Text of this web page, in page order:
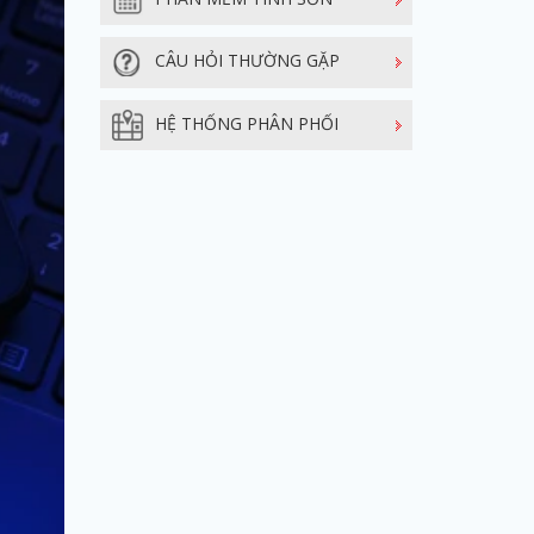
CÂU HỎI THƯỜNG GẶP
HỆ THỐNG PHÂN PHỐI